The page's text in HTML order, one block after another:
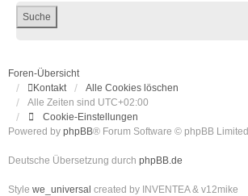
Foren-Übersicht
Kontakt
Alle Cookies löschen
Alle Zeiten sind UTC+02:00
Cookie-Einstellungen
Powered by phpBB® Forum Software © phpBB Limited
Deutsche Übersetzung durch phpBB.de
Style we_universal created by INVENTEA & v12mike